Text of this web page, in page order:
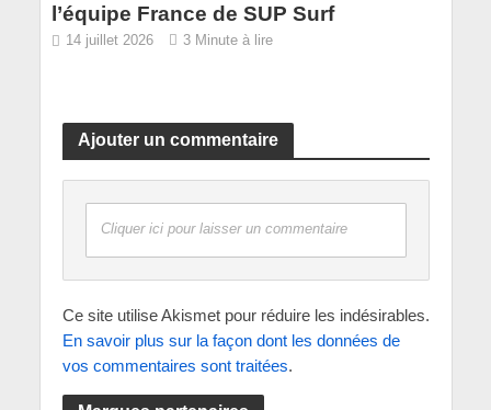
l’équipe France de SUP Surf
14 juillet 2026 3 Minute à lire
Ajouter un commentaire
Cliquer ici pour laisser un commentaire
Ce site utilise Akismet pour réduire les indésirables.
En savoir plus sur la façon dont les données de
vos commentaires sont traitées.